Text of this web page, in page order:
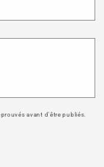
avant d'être publiés.